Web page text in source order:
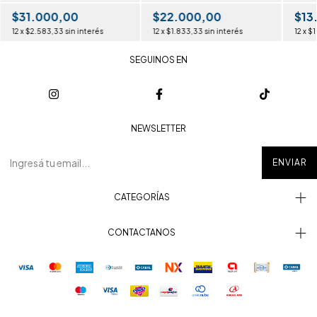
BROSS
$31.000,00
12 x$2.583,33 sin interés
$22.000,00
12 x$1.833,33 sin interés 12 x
SEGUINOS EN
NEWSLETTER
CATEGORÍAS
CONTACTANOS